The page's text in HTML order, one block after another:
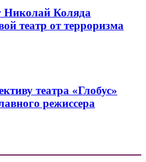
Николай Коляда
театр от терроризма
театра «Глобус»
режиссера